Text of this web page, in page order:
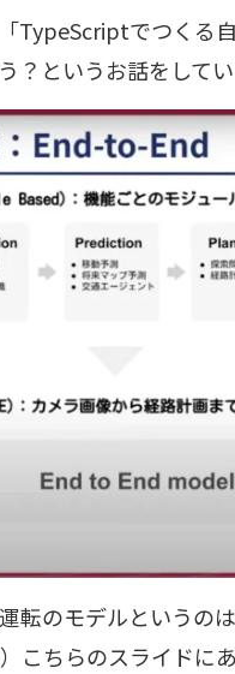
TypeScriptでつくる
？というお話をして
転のモデルというの
こちらのスライドに